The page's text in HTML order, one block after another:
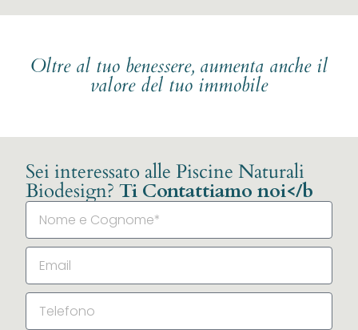
Oltre al tuo benessere, aumenta anche il
valore del tuo immobile
Sei interessato alle Piscine Naturali
Biodesign? Ti Contattiamo noi</b